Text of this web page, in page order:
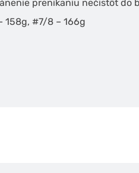
prenikaniu nečistôt do
#7/8 – 166g